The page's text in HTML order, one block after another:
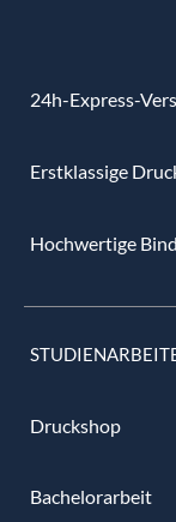
24h-Express-
Erstklassige
Hochwertige
Druckshop
Bachelorarbeit